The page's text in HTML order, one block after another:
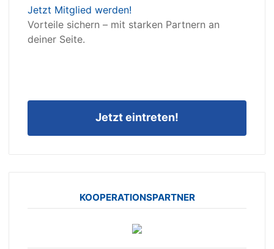
Jetzt Mitglied werden!
Vorteile sichern – mit starken Partnern an
deiner Seite.
Jetzt eintreten!
KOOPERATIONSPARTNER